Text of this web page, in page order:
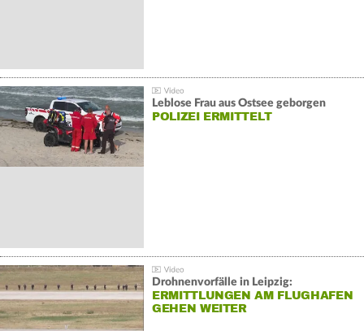
Leblose Frau aus Ostsee geborgen
POLIZEI ERMITTELT
Drohnenvorfälle in Leipzig:
ERMITTLUNGEN AM FLUGHAFEN
GEHEN WEITER